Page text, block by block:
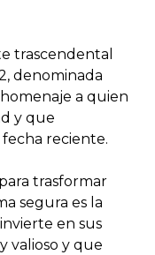
trascendental
denominada
homenaje a quien
y que
reciente.
trasformar
segura es la
en sus
valioso y que